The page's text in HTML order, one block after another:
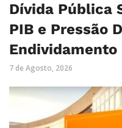
Dívida Pública
PIB e Pressão
7 de Agosto, 2026